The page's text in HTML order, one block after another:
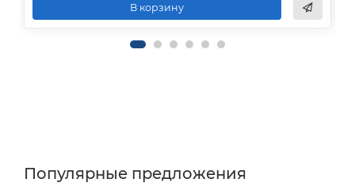
В корзину
Популярные предложения